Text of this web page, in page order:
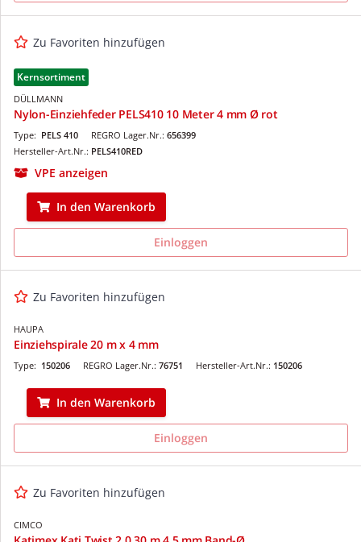
Zu Favoriten hinzufügen
Kernsortiment
DÜLLMANN
Nylon-Einziehfeder PELS410 10 Meter 4 mm Ø rot
REGRO Lager.Nr.: 656399
Type: PELS 410
Hersteller-Art.Nr.: PELS410RED
VPE anzeigen
In den Warenkorb
Einloggen
Zu Favoriten hinzufügen
HAUPA
Einziehspirale 20 m x 4 mm
REGRO Lager.Nr.: 76751
Type: 150206 Hersteller-Art.Nr.: 150206
In den Warenkorb
Einloggen
Zu Favoriten hinzufügen
CIMCO